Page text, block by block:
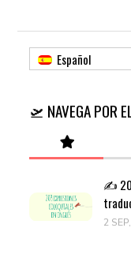
Español
🛫 NAVEGA POR
✍️
2